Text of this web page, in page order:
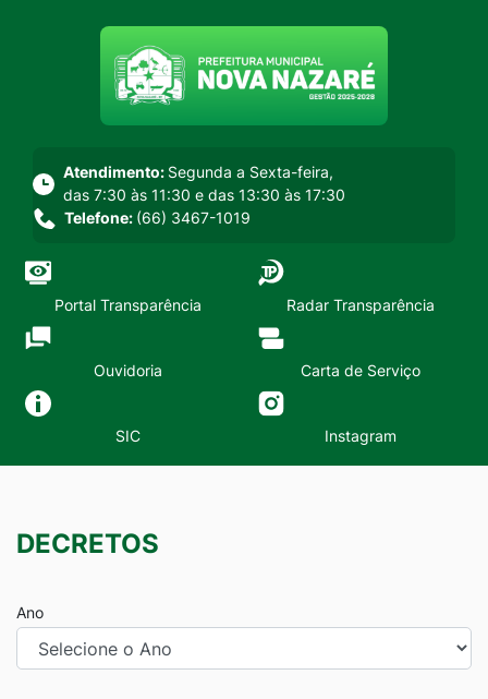
Seção do menu principal
Atendimento: Segunda a Sexta-feira,
das 7:30 às 11:30 e das 13:30 às 17:30
Telefone: (66) 3467-1019
Portal Transparência Radar Transparência
Ouvidoria Carta de Serviço
SIC Instagram
DECRETOS
Ano